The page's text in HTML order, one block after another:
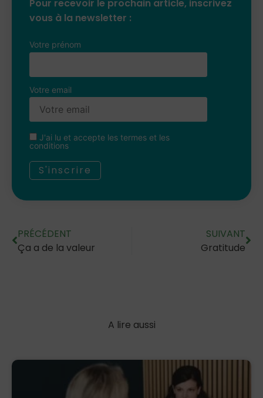
Pour recevoir le prochain article, inscrivez
vous à la newsletter :
Votre prénom
Votre email
J'ai lu et accepte les termes et les
conditions
PRÉCÉDENT
Ça a de la valeur
SUIVANT
Gratitude
A lire aussi